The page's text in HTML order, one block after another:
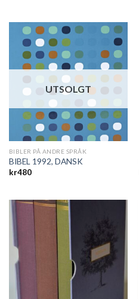
UTSOLGT
BIBLER PÅ ANDRE SPRÅK
BIBEL 1992, DANSK
kr480